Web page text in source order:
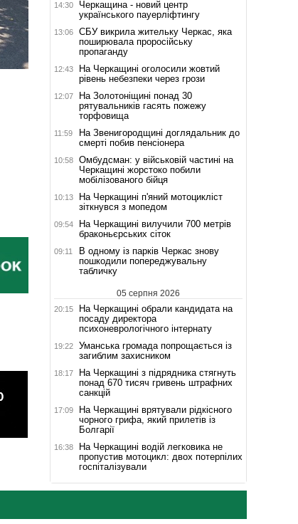
14:30
Черкащина - новий центр
українського пауерліфтингу
13:06
СБУ викрила жительку Черкас, яка
поширювала проросійську
пропаганду
12:43
На Черкащині оголосили жовтий
рівень небезпеки через грози
12:07
На Золотоніщині понад 30
рятувальників гасять пожежу
торфовища
11:59
На Звенигородщині доглядальник до
смерті побив пенсіонера
10:58
Омбудсман: у військовій частині на
Черкащині жорстоко побили
мобілізованого бійця
10:13
На Черкащині п'яний мотоцикліст
зіткнувся з мопедом
09:54
На Черкащині вилучили 700 метрів
браконьєрських сіток
09:11
В одному із парків Черкас знову
пошкодили попереджувальну
табличку
05 серпня 2026
20:15
На Черкащині обрали кандидата на
посаду директора
психоневрологічного інтернату
19:22
Уманська громада попрощається із
загиблим захисником
18:17
На Черкащині з підрядника стягнуть
понад 670 тисяч гривень штрафних
санкцій
17:09
На Черкащині врятували рідкісного
чорного грифа, який прилетів із
Болгарії
16:38
На Черкащині водій легковика не
пропустив мотоцикл: двох потерпілих
госпіталізували